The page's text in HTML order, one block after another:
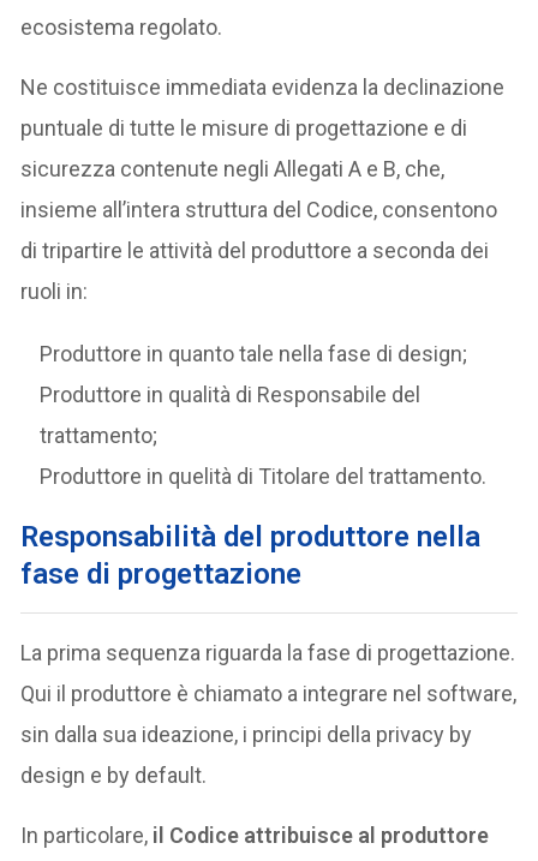
ecosistema regolato.
Ne costituisce immediata evidenza la declinazione
puntuale di tutte le misure di progettazione e di
sicurezza contenute negli Allegati A e B, che,
insieme all’intera struttura del Codice, consentono
di tripartire le attività del produttore a seconda dei
ruoli in:
Produttore in quanto tale nella fase di design;
Produttore in qualità di Responsabile del
trattamento;
Produttore in quelità di Titolare del trattamento.
Responsabilità del produttore nella
fase di progettazione
La prima sequenza riguarda la fase di progettazione.
Qui il produttore è chiamato a integrare nel software,
sin dalla sua ideazione, i principi della privacy by
design e by default.
In particolare, il Codice attribuisce al produttore